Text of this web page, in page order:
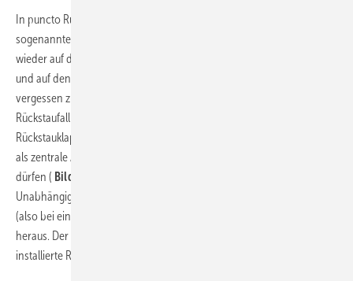
In puncto Rückstauschutz fallen vielen Verbrauchern als erstes
sogenannte Rückstauklappen ein. Auch die Medien verweisen immer
wieder auf diese Systeme, ist deren Funktion doch einfach zu erklären
und auf den ersten Blick nachvollziehbar. Jedoch wird dabei oft
vergessen zu erwähnen, dass eine weitere Entwässerung im
Rückstaufall nicht möglich ist! Genau dies ist der Grund, warum
Rückstauklappen nur bedingt zulässig sind und vor allem keinesfalls
als zentrale Absicherung für das gesamte Gebäude eingesetzt werden
dürfen ( Bild 2
Unabhängigkeit und fördert das Abwasser auch bei Rückstau im Kanal
(also bei einer Vollfüllung des gesamten Kanalsystems) aus dem Haus
heraus. Der Rückstauschutz ist in diesem Fall über eine korrekt
installierte Rückstauschleife jederzeit gewährleistet.